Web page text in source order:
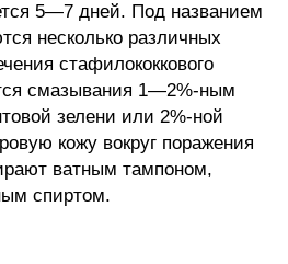
5—7 дней. Под названием
несколько различных
стафилококкового
смазывания 1—2%-ным
зелени или 2%-ной
кожу вокруг поражения
ватным тампоном,
спиртом.